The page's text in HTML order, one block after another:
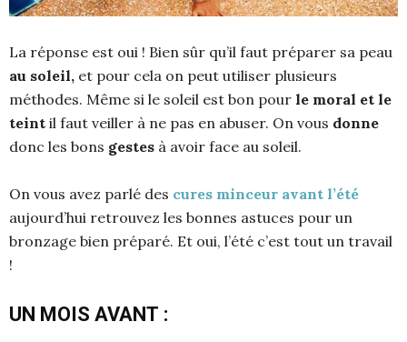
La réponse est oui ! Bien sûr qu’il faut préparer sa peau
au soleil, et pour cela on peut utiliser plusieurs
méthodes. Même si le soleil est bon pour le moral et le
teint il faut veiller à ne pas en abuser. On vous donne
donc les bons gestes à avoir face au soleil.
On vous avez parlé des cures minceur avant l’été
aujourd’hui retrouvez les bonnes astuces pour un
bronzage bien préparé. Et oui, l’été c’est tout un travail
!
UN MOIS AVANT :